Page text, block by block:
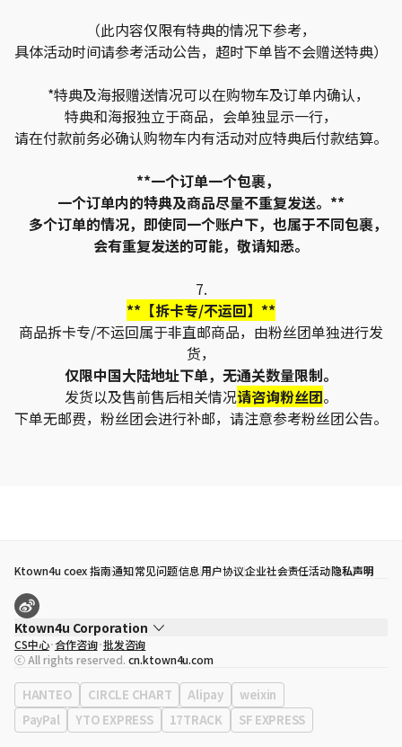
（此内容仅限有特典的情况下参考，
具体活动时间请参考活动公告，超时下单皆不会赠送特典）
*特典及海报赠送情况可以在购物车及订单内确认，
特典和海报独立于商品，会单独显示一行，
请在付款前务必确认购物车内有活动对应特典后付款结算。
**一个订单一个包裹，
一个订单内的特典及商品尽量不重复发送。**
多个订单的情况，即使同一个账户下，也属于不同包裹，
会有重复发送的可能，敬请知悉。
7.
**【拆卡专/不运回】**
商品拆卡专/不运回属于非直邮商品，由粉丝团单独进行发
货，
仅限中国大陆地址下单，无通关数量限制。
发货以及售前售后相关情况请咨询粉丝团。
下单无邮费，粉丝团会进行补邮，请注意参考粉丝团公告。
Ktown4u coex 指南通知常见问题信息用户协议企业社会责任活动隐私声明
Ktown4u Corporation
代表
宋効珉
营业执照 120-87-71116
公司地址 首尔特别市 江南区 岭东大路 513号 3楼 （三成洞， coex)
CS中心 合作咨询 批发咨询
ⓒ All rights reserved. cn.ktown4u.com
HANTEO CIRCLE CHART Alipay
weixin
PayPal
YTO EXPRESS 17TRACK SF EXPRESS